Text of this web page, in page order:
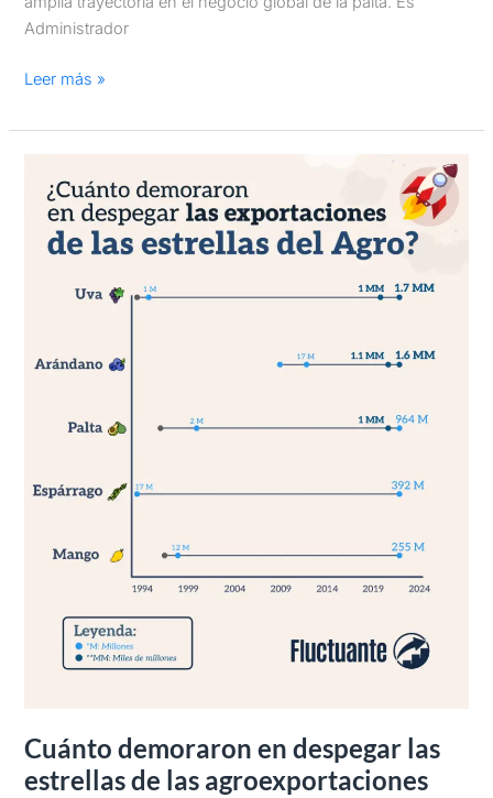
Administrador
Leer más »
Cuánto demoraron en despegar las
estrellas de las agroexportaciones
demoraron
despegar
estrellas
agroexportaciones